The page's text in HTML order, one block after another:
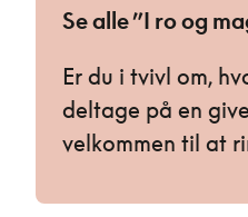
Se alle ”I ro og
Er du i tvivl om,
deltage på en
velkommen til at